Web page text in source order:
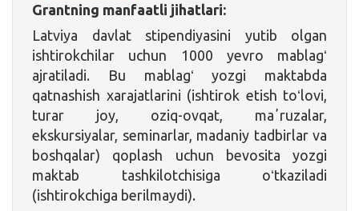
Grantning manfaatli jihatlari:
Latviya davlat stipendiyasini yutib olgan
ishtirokchilar uchun 1000 yevro mablagʻ
ajratiladi. Bu mablagʻ yozgi maktabda
qatnashish xarajatlarini (ishtirok etish toʻlovi,
turar joy, oziq-ovqat, maʼruzalar,
ekskursiyalar, seminarlar, madaniy tadbirlar va
boshqalar) qoplash uchun bevosita yozgi
maktab tashkilotchisiga oʻtkaziladi
(ishtirokchiga berilmaydi).